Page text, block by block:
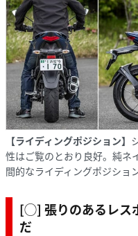
【ライディングポジション】
性はご覧のとおり良好。純ネ
間的なライディングポジシ
[◯] 張りのあるレス
だ